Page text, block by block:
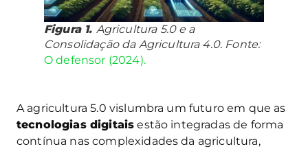
Figura 1. Agricultura 5.0 e a
Consolidação da Agricultura 4.0. Fonte:
O defensor (2024).
A agricultura 5.0 vislumbra um futuro em que as
tecnologias digitais estão integradas de forma
contínua nas complexidades da agricultura,